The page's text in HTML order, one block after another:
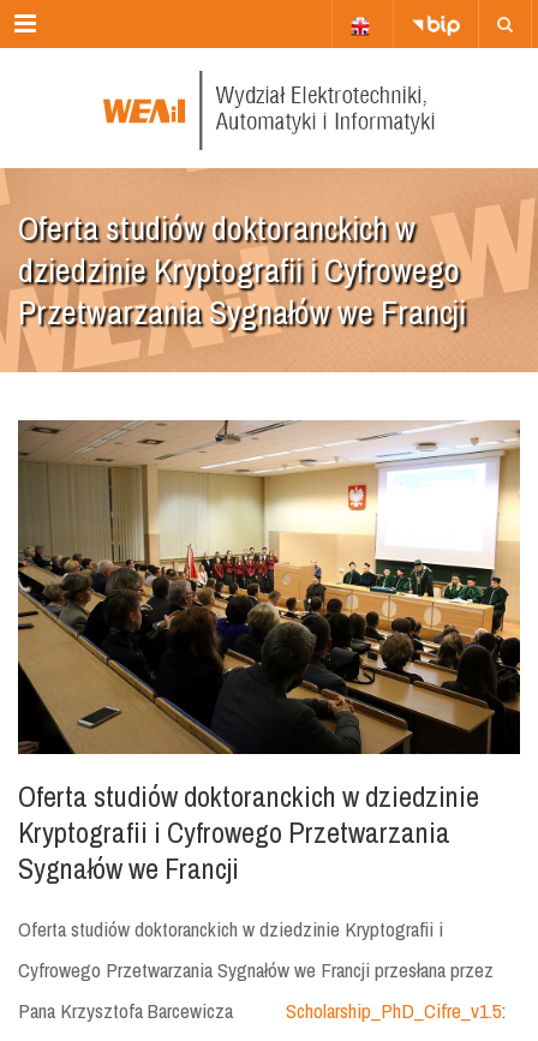
Oferta studiów doktoranckich w
dziedzinie Kryptografii i Cyfrowego
Przetwarzania Sygnałów we Francji
Oferta studiów doktoranckich w dziedzinie
Kryptografii i Cyfrowego Przetwarzania
Sygnałów we Francji
Oferta studiów doktoranckich w dziedzinie Kryptografii i
Cyfrowego Przetwarzania Sygnałów we Francji przesłana przez
Pana Krzysztofa Barcewicza
Scholarship_PhD_Cifre_v1.5: